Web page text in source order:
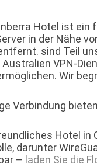
Hotel ist
in der Nähe
sind Teil
VPN-
Wir
Verbindung
Hotel
– laden Sie die